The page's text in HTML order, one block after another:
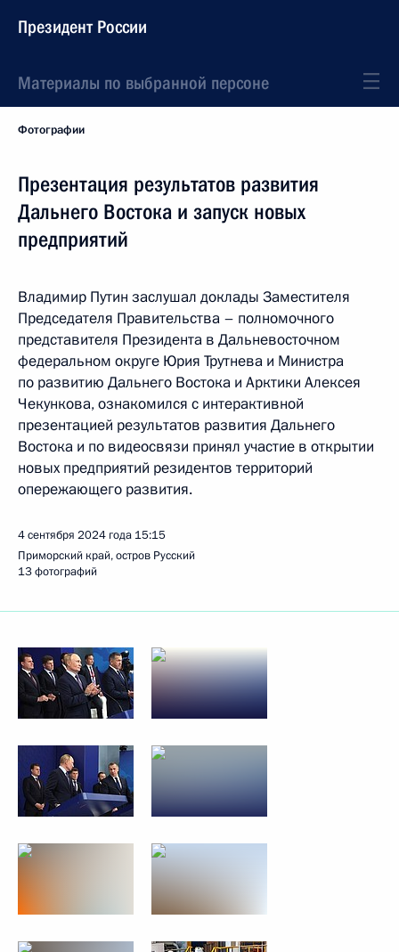
Президент России
Материалы по выбранной персоне
Фотографии
Презентация результатов развития
Дальнего Востока и запуск новых
предприятий
Владимир Путин заслушал доклады Заместителя
Председателя Правительства – полномочного
представителя Президента в Дальневосточном
федеральном округе Юрия Трутнева и Министра
по развитию Дальнего Востока и Арктики Алексея
Чекункова, ознакомился с интерактивной
презентацией результатов развития Дальнего
Востока и по видеосвязи принял участие в открытии
новых предприятий резидентов территорий
опережающего развития.
4 сентября 2024 года 15:15
Приморский край, остров Русский
13 фотографий